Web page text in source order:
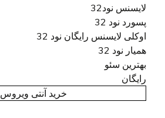
لایسنس نود32
پسورد نود 32
اوکلی لایسنس رایگان نود 32
همیار نود 32
بهترین سئو
رایگان
خرید آنتی ویروس